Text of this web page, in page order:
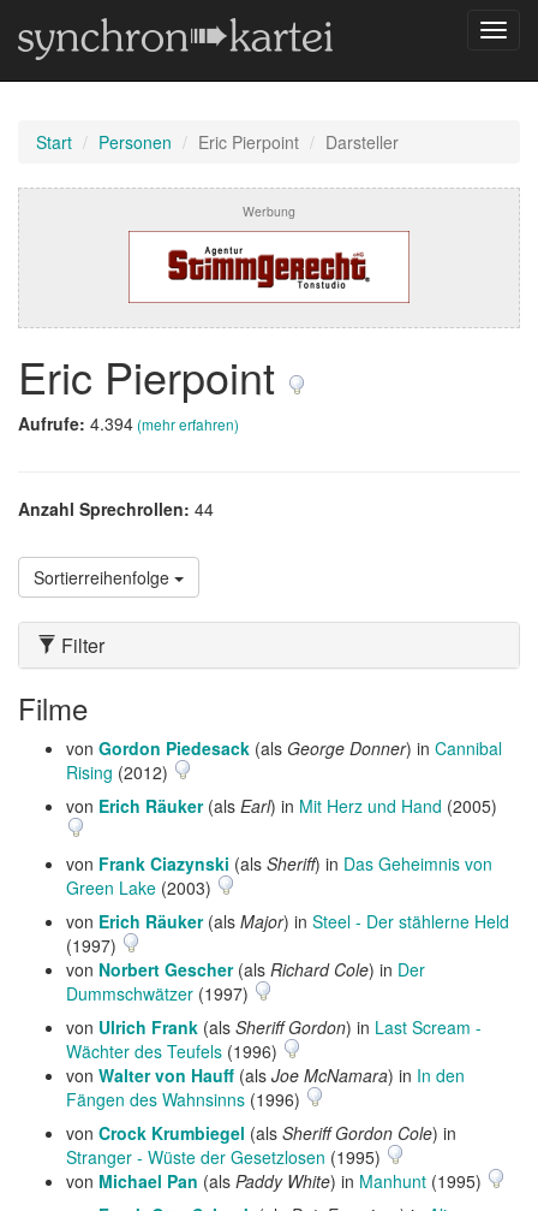
Start Personen Eric Pierpoint Darsteller
Werbung
Eric Pierpoint
Aufrufe: 4.394(mehr erfahren)
Anzahl Sprechrollen: 44
Sortierreihenfolge
Filter
Filme
von Gordon Piedesack (als George Donner) in Cannibal
Rising (2012)
von Erich Räuker(als Earl) in Mit Herz und Hand (2005)
von Frank Ciazynski (als Sheriff) in Das Geheimnis von
Green Lake (2003)
von Erich Räuker(als Major) in Steel - Der stählerne Held
(1997)
von Norbert Gescher(als Richard Cole) in Der
Dummschwätzer (1997)
von Ulrich Frank (als Sheriff Gordon) in Last Scream -
Wächter des Teufels (1996)
von Walter von Hauff (als Joe McNamara) in In den
Fängen des Wahnsinns (1996)
von Crock Krumbiegel (als Sheriff Gordon Cole) in
Stranger - Wüste der Gesetzlosen (1995)
von Michael Pan (als Paddy White) in Manhunt (1995)